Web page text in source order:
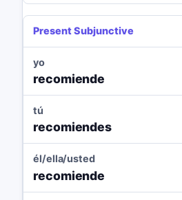
Present Subjunctive
yo
recomiende
tú
recomiendes
él/ella/usted
recomiende